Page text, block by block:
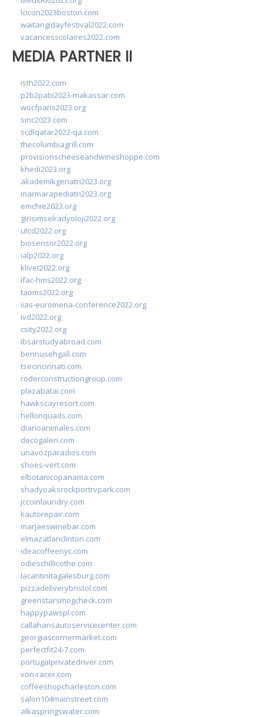
lcicon2023boston.com
waitangidayfestival2022.com
vacancesscolaires2022.com
MEDIA PARTNER II
isth2022.com
p2b2pabi2023-makassar.com
wocfparis2023.org
sinc2023.com
scdlqatar2022-qa.com
thecolumbiagrill.com
provisionscheeseandwineshoppe.com
khedi2023.org
akademikgeriatri2023.org
marmarapediatri2023.org
emchie2023.org
girisimselradyoloji2022.org
utcd2022.org
biosensor2022.org
ialp2022.org
klivet2022.org
ifac-hms2022.org
taoms2022.org
iias-euromena-conference2022.org
ivd2022.org
csity2022.org
ibsarstudyabroad.com
bennusehgall.com
tsecincinnati.com
roderconstructiongroup.com
plazabatai.com
hawkscayresort.com
hellonquads.com
diarioanimales.com
decogaleri.com
unavozparadios.com
shoes-vert.com
elbotanicopanama.com
shadyoaksrockportrvpark.com
jccoinlaundry.com
kautorepair.com
marjaeswinebar.com
elmazatlanclinton.com
ideacoffeenyc.com
odieschillicothe.com
lacantinitagalesburg.com
pizzadeliverybristol.com
greenstarsmogcheck.com
happypawspl.com
callahansautoservicecenter.com
georgiascornermarket.com
perfectfit24-7.com
portugalprivatedriver.com
von-racer.com
coffeeshopcharleston.com
salon104mainstreet.com
alkaspringswater.com